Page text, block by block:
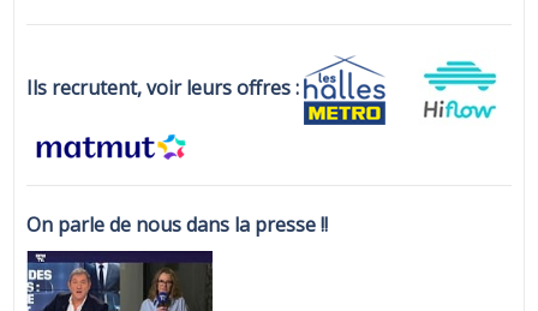
Ils recrutent, voir leurs offres :
On parle de nous dans la presse !!